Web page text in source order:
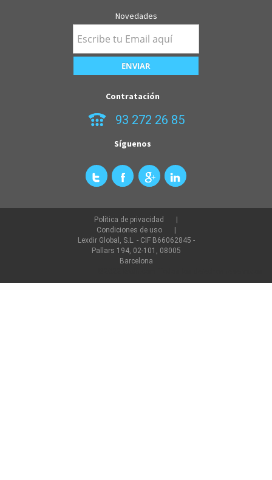
Novedades
Contratación
93 272 26 85
Síguenos
Política de privacidad
Condiciones de uso
Lexdir Global, S.L. - CIF B66062845 -
Pallars 194, 02-101, 08005
Barcelona